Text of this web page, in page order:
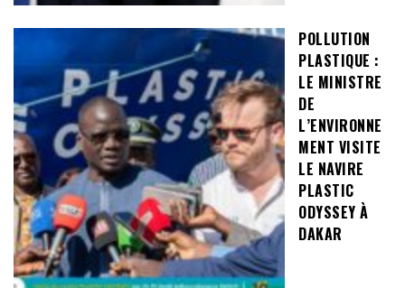
POLLUTION
PLASTIQUE :
LE MINISTRE
DE
L’ENVIRONNE
MENT VISITE
LE NAVIRE
PLASTIC
ODYSSEY À
DAKAR